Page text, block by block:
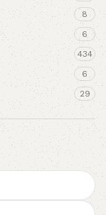
8
6
434
6
29